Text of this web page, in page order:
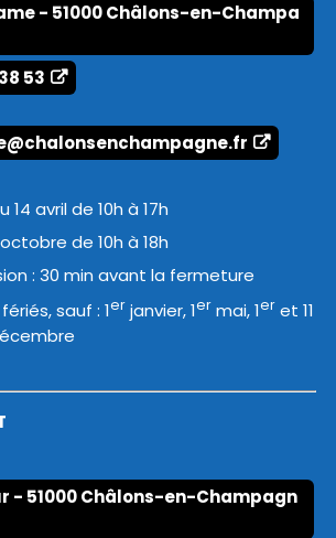
- 51000 Châlons-en-Champa
53
14 avril de 10h à 17h
de 10h à 18h
: 30 min avant la fermeture
sauf : 1er janvier, 1er mai, 1er et 11
- 51000 Châlons-en-Champagn